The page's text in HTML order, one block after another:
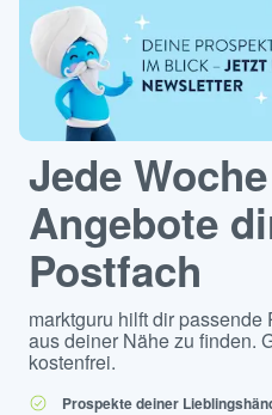
Jede
Angebote
Postfach
marktguru hilft dir
aus deiner Nähe zu finden.
kostenfrei.
Prospekte deiner